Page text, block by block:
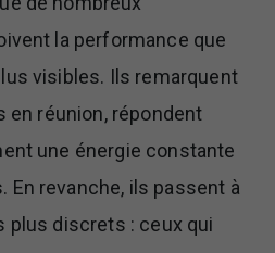
la performance que
visibles. Ils remarquent
en réunion, répondent
une énergie constante
En revanche, ils passent à
plus discrets : ceux qui